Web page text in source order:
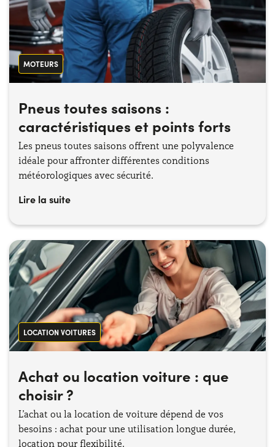
MOTEURS
Pneus toutes saisons :
caractéristiques et points forts
Les pneus toutes saisons offrent une polyvalence
idéale pour affronter différentes conditions
météorologiques avec sécurité.
Lire la suite
LOCATION VOITURES
Achat ou location voiture : que
choisir ?
L’achat ou la location de voiture dépend de vos
besoins : achat pour une utilisation longue durée,
location pour flexibilité.